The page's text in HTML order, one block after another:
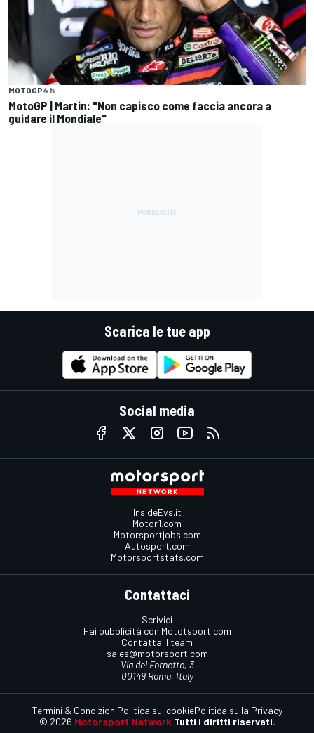
MOTOGP4 h
MotoGP | Martin: "Non capisco come faccia ancora a
guidare il Mondiale"
Scarica le tue app
Social media
InsideEvs.it
Motor1.com
Motorsportjobs.com
Autosport.com
Motorsportstats.com
Contattaci
Scrivici
Fai pubblicità con Mototsport.com
Contatta il team
sales@motorsport.com
Via del Fornetto, 3
00149 Roma, Italy
© 2026 Motorsport Network Tutti i diritti riservati.
Termini & CondizioniPolitica sui cookiePolitica sulla Privacy